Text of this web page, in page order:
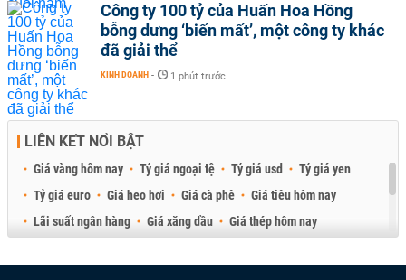
Công ty 100 tỷ của Huấn Hoa Hồng
bỗng dưng ‘biến mất’, một công ty khác
đã giải thể
KINH DOANH - 1 phút trước
LIÊN KẾT NỔI BẬT
Giá vàng hôm nay Tỷ giá ngoại tệ Tỷ giá usd
Tỷ giá yen
Tỷ giá euro
Giá heo hơi Giá cà phê
Giá tiêu hôm nay
Lãi suất ngân hàng
Giá xăng dầu
Giá thép hôm nay